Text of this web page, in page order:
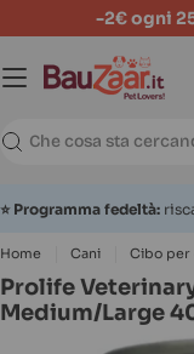
-2€ ogni
Ricerca
⭐ Programma fedeltà:
Home Cani Cibo per
Prolife
Medium/Large